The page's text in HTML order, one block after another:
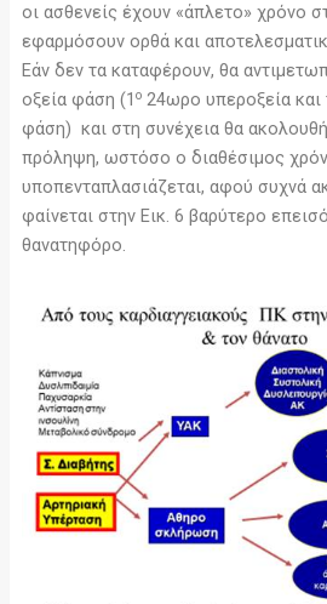
οι ασθενείς έχουν «άπλετο» χρόνο
εφαρμόσουν ορθά και
Εάν δεν τα καταφέρουν, θα
οξεία φάση (1 ο24ωρο υπεροξεία και
φάση) και στη συνέχεια θα
πρόληψη, ωστόσο ο διαθέσιμος
υποπενταπλασιάζεται, αφού συχνά
φαίνεται στην Εικ. 6 βαρύτερο
θανατηφόρο.